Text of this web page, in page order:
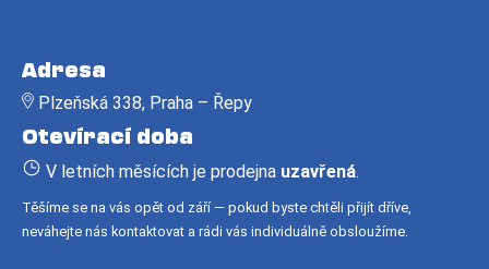
Adresa
Plzeňská 338, Praha – Řepy
Otevírací doba
V letních měsících je prodejna uzavřená.
Těšíme se na vás opět od září — pokud byste chtěli přijít dříve,
neváhejte nás kontaktovat a rádi vás individuálně obsloužíme.